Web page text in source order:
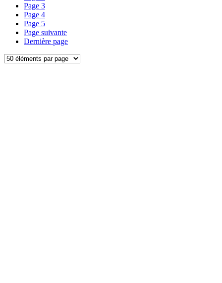
Page 3
Page 4
Page 5
Page suivante
Dernière page